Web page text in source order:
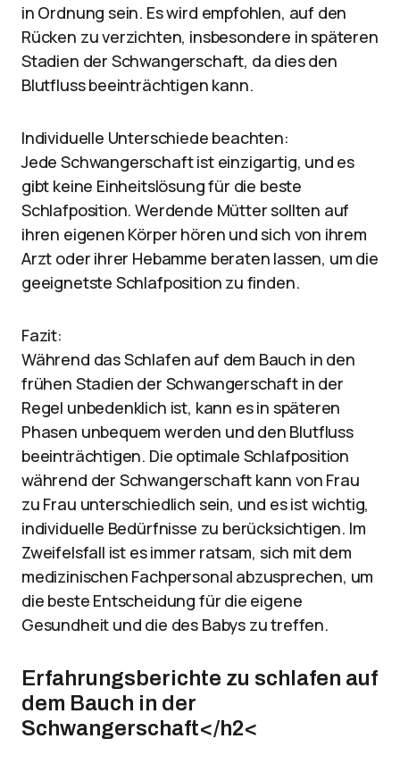
in Ordnung sein. Es wird empfohlen, auf den
Rücken zu verzichten, insbesondere in späteren
Stadien der Schwangerschaft, da dies den
Blutfluss beeinträchtigen kann.
Individuelle Unterschiede beachten:
Jede Schwangerschaft ist einzigartig, und es
gibt keine Einheitslösung für die beste
Schlafposition. Werdende Mütter sollten auf
ihren eigenen Körper hören und sich von ihrem
Arzt oder ihrer Hebamme beraten lassen, um die
geeignetste Schlafposition zu finden.
Fazit:
Während das Schlafen auf dem Bauch in den
frühen Stadien der Schwangerschaft in der
Regel unbedenklich ist, kann es in späteren
Phasen unbequem werden und den Blutfluss
beeinträchtigen. Die optimale Schlafposition
während der Schwangerschaft kann von Frau
zu Frau unterschiedlich sein, und es ist wichtig,
individuelle Bedürfnisse zu berücksichtigen. Im
Zweifelsfall ist es immer ratsam, sich mit dem
medizinischen Fachpersonal abzusprechen, um
die beste Entscheidung für die eigene
Gesundheit und die des Babys zu treffen.
Erfahrungsberichte zu schlafen auf
dem Bauch in der
Schwangerschaft</h2<